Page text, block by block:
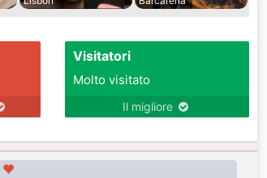
Visitatori
Molto visitato
Il migliore